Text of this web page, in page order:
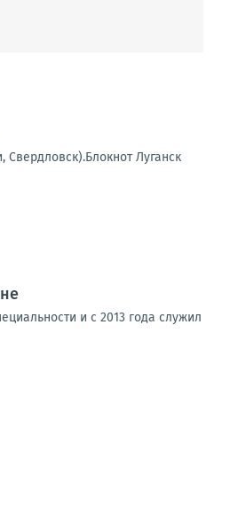
Луганск
и с 2013 года служил